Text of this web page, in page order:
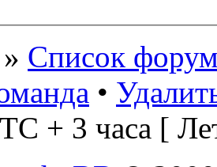
» Список
•
+ 3 часа [